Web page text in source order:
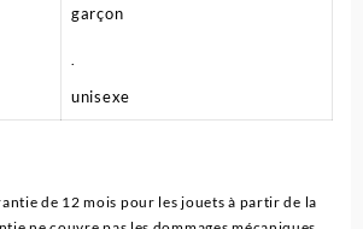
garçon
unisexe
de 12 mois pour les jouets à partir de la